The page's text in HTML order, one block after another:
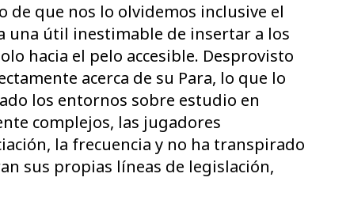
de que nos lo olvidemos inclusive el
una útil inestimable de insertar a los
hacia el pelo accesible. Desprovisto
acerca de su Para, lo que lo
los entornos sobre estudio en
complejos, las jugadores
la frecuencia y no ha transpirado
sus propias líneas de legislación,